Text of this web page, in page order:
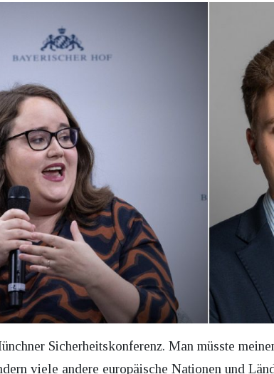
Sicherheitskonferenz. Man müsste
viele andere europäische Nationen und